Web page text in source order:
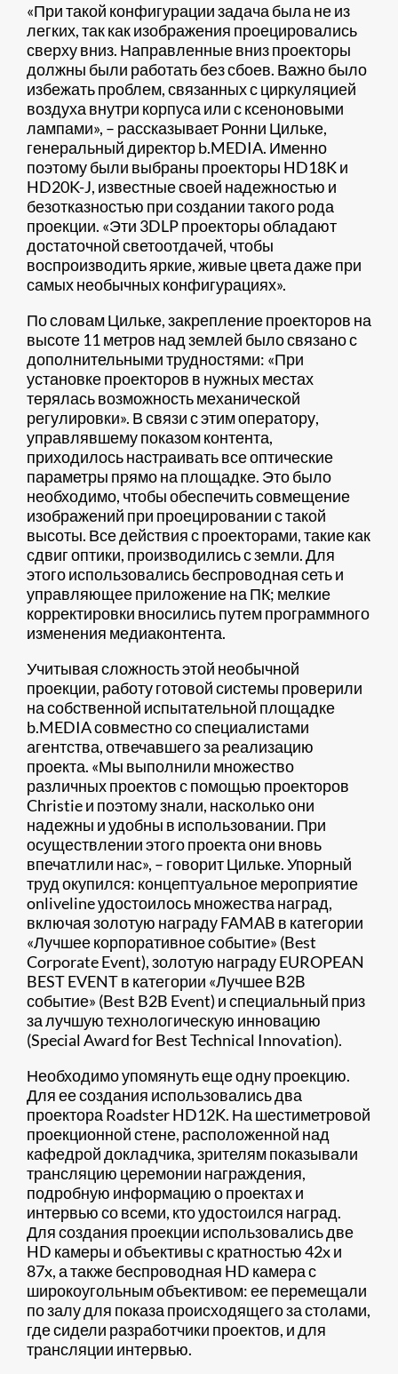
«При такой конфигурации задача была не из
легких, так как изображения проецировались
сверху вниз. Направленные вниз проекторы
должны были работать без сбоев. Важно было
избежать проблем, связанных с циркуляцией
воздуха внутри корпуса или с ксеноновыми
лампами», – рассказывает Ронни Цильке,
генеральный директор b.MEDIA. Именно
поэтому были выбраны проекторы HD18K и
HD20K-J, известные своей надежностью и
безотказностью при создании такого рода
проекции. «Эти 3DLP проекторы обладают
достаточной светоотдачей, чтобы
воспроизводить яркие, живые цвета даже при
самых необычных конфигурациях».
По словам Цильке, закрепление проекторов на
высоте 11 метров над землей было связано с
дополнительными трудностями: «При
установке проекторов в нужных местах
терялась возможность механической
регулировки». В связи с этим оператору,
управлявшему показом контента,
приходилось настраивать все оптические
параметры прямо на площадке. Это было
необходимо, чтобы обеспечить совмещение
изображений при проецировании с такой
высоты. Все действия с проекторами, такие как
сдвиг оптики, производились с земли. Для
этого использовались беспроводная сеть и
управляющее приложение на ПК; мелкие
корректировки вносились путем программного
изменения медиаконтента.
Учитывая сложность этой необычной
проекции, работу готовой системы проверили
на собственной испытательной площадке
b.MEDIA совместно со специалистами
агентства, отвечавшего за реализацию
проекта. «Мы выполнили множество
различных проектов с помощью проекторов
Christie и поэтому знали, насколько они
надежны и удобны в использовании. При
осуществлении этого проекта они вновь
впечатлили нас», – говорит Цильке. Упорный
труд окупился: концептуальное мероприятие
onliveline удостоилось множества наград,
включая золотую награду FAMAB в категории
«Лучшее корпоративное событие» (Best
Corporate Event), золотую награду EUROPEAN
BEST EVENT в категории «Лучшее B2B
событие» (Best B2B Event) и специальный приз
за лучшую технологическую инновацию
(Special Award for Best Technical Innovation).
Необходимо упомянуть еще одну проекцию.
Для ее создания использовались два
проектора Roadster HD12K. На шестиметровой
проекционной стене, расположенной над
кафедрой докладчика, зрителям показывали
трансляцию церемонии награждения,
подробную информацию о проектах и
интервью со всеми, кто удостоился наград.
Для создания проекции использовались две
HD камеры и объективы с кратностью 42x и
87x, а также беспроводная HD камера с
широкоугольным объективом: ее перемещали
по залу для показа происходящего за столами,
где сидели разработчики проектов, и для
трансляции интервью.